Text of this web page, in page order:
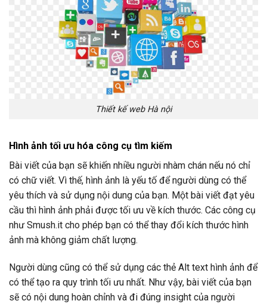
Thiết kế web Hà nội
Hình ảnh tối ưu hóa công cụ tìm kiếm
Bài viết của bạn sẽ khiến nhiều người nhàm chán nếu nó chỉ
có chữ viết. Vì thế, hình ảnh là yếu tố để người dùng có thể
yêu thích và sử dụng nội dung của bạn. Một bài viết đạt yêu
cầu thì hình ảnh phải được tối ưu về kích thước. Các công cụ
như Smush.it cho phép bạn có thể thay đổi kích thước hình
ảnh mà không giảm chất lượng.
Người dùng cũng có thể sử dụng các thẻ Alt text hình ảnh để
có thể tạo ra quy trình tối ưu nhất. Như vậy, bài viết của bạn
sẽ có nội dung hoàn chỉnh và đi đúng insight của người